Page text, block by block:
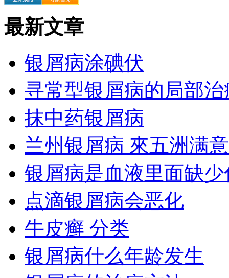
最新文章
银屑病涂碘伏
寻常型银屑病的局部治
抹中药银屑病
兰州银屑病 來五洲满意
银屑病是血液里面缺少
点滴银屑病会恶化
牛皮癣 分类
银屑病什么年龄发生